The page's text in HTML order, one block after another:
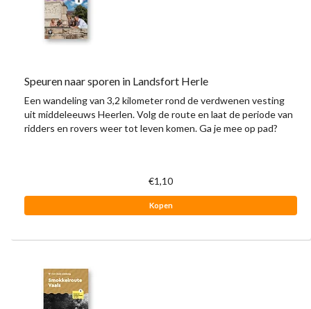
Speuren naar sporen in Landsfort Herle
Een wandeling van 3,2 kilometer rond de verdwenen vesting
uit middeleeuws Heerlen. Volg de route en laat de periode van
ridders en rovers weer tot leven komen. Ga je mee op pad?
€1,10
Kopen